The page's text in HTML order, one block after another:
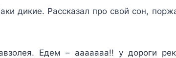
дикие. Рассказал про свой сон,
Едем – ааааааа!! у дороги